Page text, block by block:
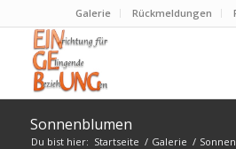
Galerie Rückmeldungen
Sonnenblumen
Du bist hier: Startseite / Galerie /